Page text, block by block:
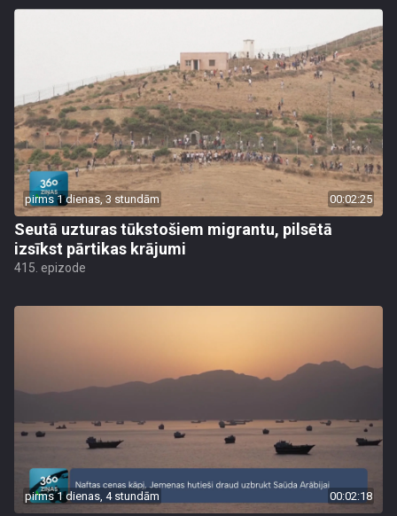
pirms 1 dienas, 3 stundām 00:02:25
Seutā uzturas tūkstošiem migrantu, pilsētā
izsīkst pārtikas krājumi
415. epizode
pirms 1 dienas, 4 stundām 00:02:18